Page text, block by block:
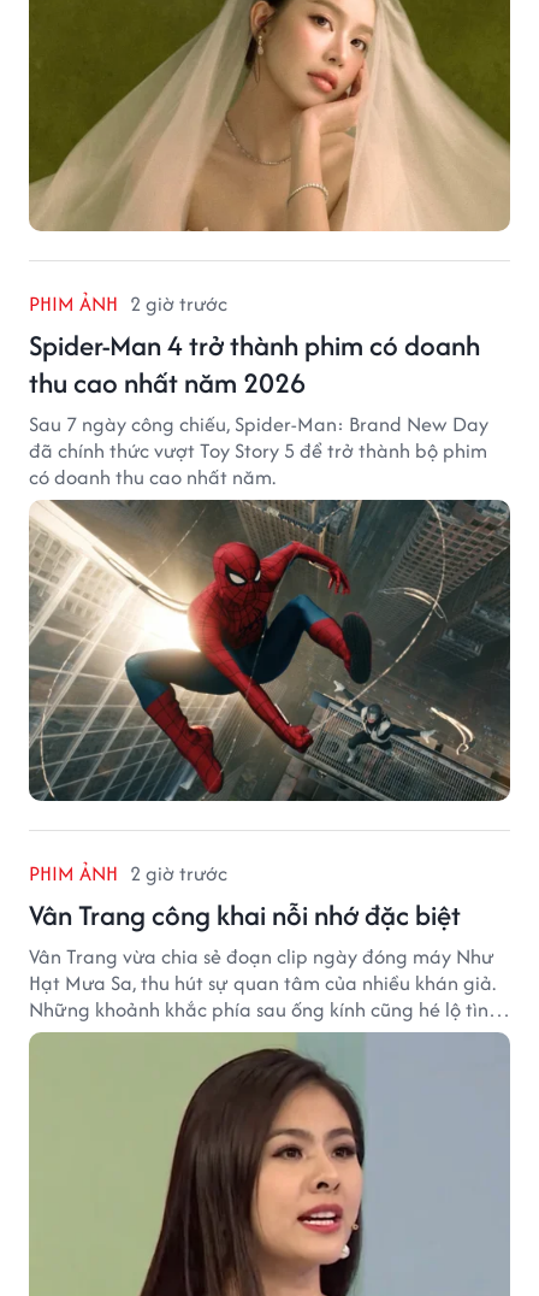
PHIM ẢNH 2 giờ trước
Spider-Man 4 trở thành phim có doanh
thu cao nhất năm 2026
Sau 7 ngày công chiếu, Spider-Man: Brand New Day
đã chính thức vượt Toy Story 5 để trở thành bộ phim
có doanh thu cao nhất năm.
PHIM ẢNH 2 giờ trước
Vân Trang công khai nỗi nhớ đặc biệt
Vân Trang vừa chia sẻ đoạn clip ngày đóng máy Như
Hạt Mưa Sa, thu hút sự quan tâm của nhiều khán giả.
Những khoảnh khắc phía sau ống kính cũng hé lộ tình
cảm đặc biệt mà nữ diễn viên dành cho ê-kíp bộ phim.